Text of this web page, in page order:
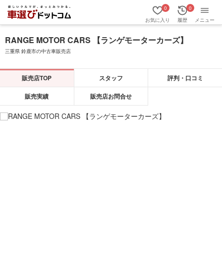
お気に入り
0
履歴
0
メニュー
RANGE MOTOR CARS 【ランゲモーターカーズ】
三重県 鈴鹿市の中古車販売店
販売店TOP スタッフ 評判・口コミ
販売実績 販売店お問合せ